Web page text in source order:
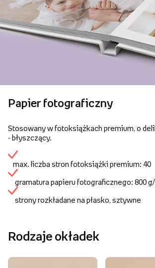
Papier fotograficzny
Stosowany w fotoksiążkach premium, o
- błyszczący.
max. liczba stron fotoksiążki premium: 40
gramatura papieru fotograficznego: 800
strony rozkładane na płasko, sztywne
Rodzaje okładek